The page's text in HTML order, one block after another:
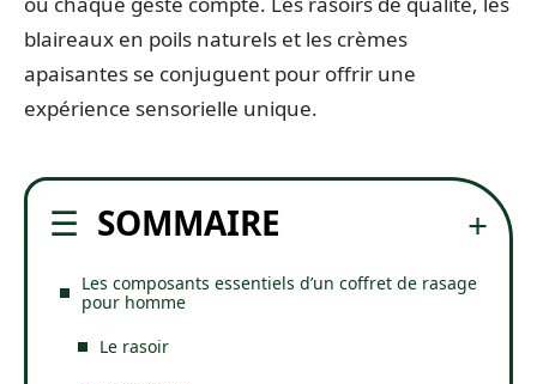
blaireaux en poils naturels et les crèmes
apaisantes se conjuguent pour offrir une
expérience sensorielle unique.
SOMMAIRE
Les composants essentiels d’un coffret de rasage
pour homme
Le rasoir